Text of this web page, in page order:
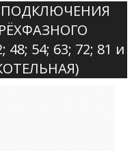
ПОДКЛЮЧЕНИЯ
54; 63; 72; 81 и